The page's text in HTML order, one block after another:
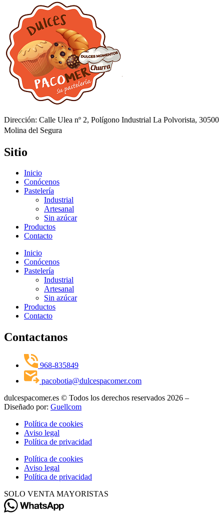
Dirección: Calle Ulea nº 2, Polígono Industrial La Polvorista, 30500
Molina del Segura
Sitio
Inicio
Conócenos
Pastelería
Industrial
Artesanal
Sin azúcar
Productos
Contacto
Inicio
Conócenos
Pastelería
Industrial
Artesanal
Sin azúcar
Productos
Contacto
Contactanos
968-835849
pacobotia@dulcespacomer.com
dulcespacomer.es © Todos los derechos reservados 2026 –
Diseñado por: Guellcom
Política de cookies
Aviso legal
Política de privacidad
Política de cookies
Aviso legal
Política de privacidad
SOLO VENTA MAYORISTAS